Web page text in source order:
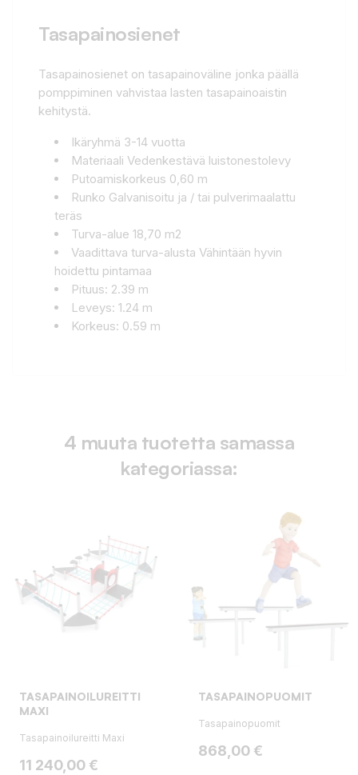
Tasapainosienet
Tasapainosienet on tasapainoväline jonka päällä
pomppiminen vahvistaa lasten tasapainoaistin
kehitystä.
Ikäryhmä 3-14 vuotta
Materiaali Vedenkestävä luistonestolevy
Putoamiskorkeus 0,60 m
Runko Galvanisoitu ja / tai pulverimaalattu
teräs
Turva-alue 18,70 m2
Vaadittava turva-alusta Vähintään hyvin
hoidettu pintamaa
Pituus: 2.39 m
Leveys: 1.24 m
Korkeus: 0.59 m
4 muuta tuotetta samassa
kategoriassa:
TASAPAINOILUREITTI
MAXI
Tasapainoilureitti Maxi
Hinta
11 240,00 €
TASAPAINOPUOMIT
Tasapainopuomit
Hinta
868,00 €